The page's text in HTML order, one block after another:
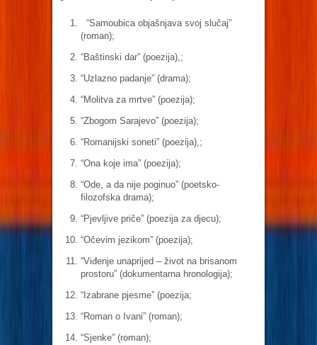
“Samoubica objašnjava svoj slučaj”
(roman);
“Baštinski dar” (poezija),;
“Uzlazno padanje” (drama);
“Molitva za mrtve” (poezija);
“Zbogom Sarajevo” (poezija);
“Romanijski soneti” (poezija),;
“Ona koje ima” (poezija);
“Ode, a da nije poginuo” (poetsko-
filozofska drama);
“Pjevljive priče” (poezija za djecu);
“Očevim jezikom” (poezija);
“Viđenje unaprijed – život na brisanom
prostoru” (dokumentarna hronologija);
“Izabrane pjesme” (poezija;
“Roman o Ivani” (roman);
“Sjenke” (roman);